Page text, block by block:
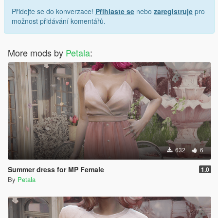
｡•┈୨♡୧┈•｡⭐𝓟𝓮𝓽𝓪𝓵𝓪 ᴹᵒᵈˢ⭐｡•┈୨♡୧┈•｡
Přidejte se do konverzace! Přihlaste se nebo zaregistruje pro
možnost přidávání komentářů.
More mods by Petala:
632 6
Summer dress for MP Female 1.0
By Petala